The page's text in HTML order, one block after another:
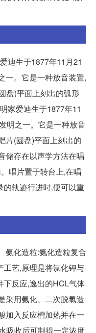
迪生于1877年11月21
一。它是一种放音装置,
盘)平面上刻出的弧形
家爱迪生于1877年11
明之一。它是一种放音
片(圆盘)平面上刻出的
储存在以声学方法在唱
唱片置于转台上,在唱
的轨迹行进时,便可以重
氨化造粒:氨化造粒复合
工艺,原理是将氯化钾与
下反应,逸出的HCL气体
采用氨化、二次脱氯造
加入反应槽加热并在一
吸收后可制得一定浓度